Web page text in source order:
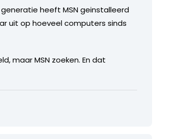
heeft MSN geinstalleerd
uit op hoeveel computers sinds
maar MSN zoeken. En dat